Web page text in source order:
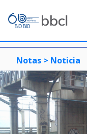
Notas > Noticia